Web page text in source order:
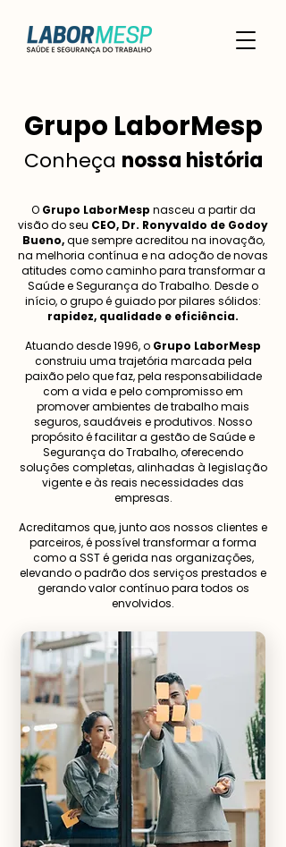
Grupo LaborMesp
Conheça nossa história
O Grupo LaborMesp nasceu a partir da
visão do seu CEO, Dr. Ronyvaldo de Godoy
Bueno,que sempre acreditou na inovação,
na melhoria contínua e na adoção de novas
atitudes como caminho para transformar a
Saúde e Segurança do Trabalho. Desde o
início, o grupo é guiado por pilares sólidos:
rapidez, qualidade e eficiência.
Atuando desde 1996, o Grupo LaborMesp
construiu uma trajetória marcada pela
paixão pelo que faz, pela responsabilidade
com a vida e pelo compromisso em
promover ambientes de trabalho mais
seguros, saudáveis e produtivos. Nosso
propósito é facilitar a gestão de Saúde e
Segurança do Trabalho, oferecendo
soluções completas, alinhadas à legislação
vigente e às reais necessidades das
empresas.
Acreditamos que, junto aos nossos clientes e
parceiros, é possível transformar a forma
como a SST é gerida nas organizações,
elevando o padrão dos serviços prestados e
gerando valor contínuo para todos os
envolvidos.